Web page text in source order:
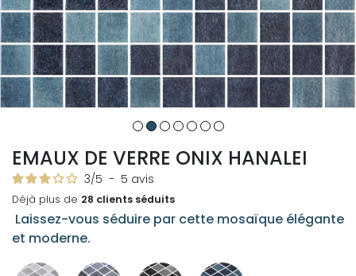
EMAUX DE VERRE ONIX HANALEI
3/5 - 5 avis
Déjà plus de 28 clients séduits
Laissez-vous séduire par cette mosaïque élégante
et moderne.